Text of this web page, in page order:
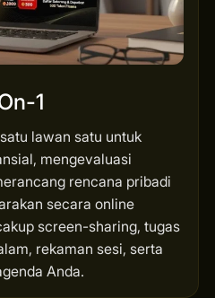
1
lawan satu untuk
mengevaluasi
rencana pribadi
secara online
screen-sharing, tugas
rekaman sesi, serta
Anda.